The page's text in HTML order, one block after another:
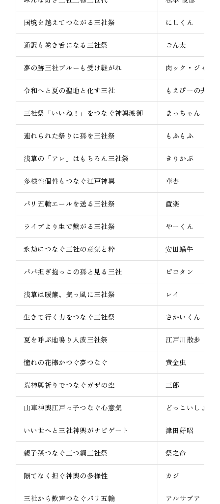
国境を越えてつながる三社祭 にしくん
通訳も巻き舌になる三社祭 ごん太
夢の跡三社ブルーも受け継がれ 肉ック・ジャガ
令和へと夏の聖地と化す三社 もえぴーの夫
三社祭「いいね！」をつなぐ神輿渡御 まっちゃん
連れられた祭りに孫を三社祭 もふもふ
浅草の「アレ」はもちろん三社祭 きりかぶ
多様性個性もつなぐ江戸神輿 華杏
パリ五輪エールを送る三社祭 置楽
ライブより生で繋がる三社祭 やーくん
永劫につなぐ三社の意気と粋 安田蝸牛
パパ担ぎ抱っこの孫と見る三社 ピコタン
浅草は暖簾、気っ風に三社祭 レイ
生きて行く力をつなぐ三社祭 さかいくん
夏を呼ぶ地鳴り人波三社祭 江戸川散歩
憧れの花棒かつぐ夢つなぐ 黄金虫
荒神輿祈りでつなぐガザの空 三郎
山車神輿江戸っ子つなぐ心意気 どっこいしょ
いい世へと三社神輿がナビゲート 津田好昭
親子孫つなぐ三つ綱三社祭 祭之命
隔てなく担ぐ神輿の多様性 カジ
三社から歓声つなぐパリ五輪 アルサプア